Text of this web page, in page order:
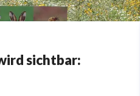
sichtbar: